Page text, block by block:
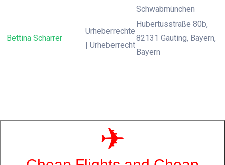
Schwabmünchen
Bettina Scharrer
Urheberrechte
| Urheberrecht
Hubertusstraße 80b,
82131 Gauting, Bayern,
Bayern